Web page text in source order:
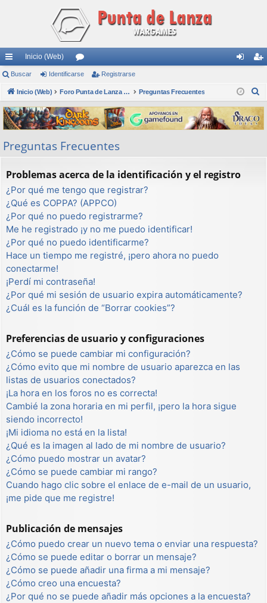
nl
ac
es
rá
pi
Inicio (Web)
or
os nti
fic
ar
ist
ra
rs
Buscar Identificarse Registrarse
Inicio (Web) Foro Punta de Lanza Wargames Preguntas Frecuentes
s
c
r
Preguntas Frecuentes
Problemas acerca de la identificación y el registro
¿Por qué me tengo que registrar?
¿Qué es COPPA? (APPCO)
¿Por qué no puedo registrarme?
Me he registrado ¡y no me puedo identificar!
¿Por qué no puedo identificarme?
Hace un tiempo me registré, ¡pero ahora no puedo
conectarme!
¡Perdí mi contraseña!
¿Por qué mi sesión de usuario expira automáticamente?
¿Cuál es la función de “Borrar cookies”?
Preferencias de usuario y configuraciones
¿Cómo se puede cambiar mi configuración?
¿Cómo evito que mi nombre de usuario aparezca en las
listas de usuarios conectados?
¡La hora en los foros no es correcta!
Cambié la zona horaria en mi perfil, ¡pero la hora sigue
siendo incorrecto!
¡Mi idioma no está en la lista!
¿Qué es la imagen al lado de mi nombre de usuario?
¿Cómo puedo mostrar un avatar?
¿Cómo se puede cambiar mi rango?
Cuando hago clic sobre el enlace de e-mail de un usuario,
¡me pide que me registre!
Publicación de mensajes
¿Cómo puedo crear un nuevo tema o enviar una respuesta?
¿Cómo se puede editar o borrar un mensaje?
¿Cómo se puede añadir una firma a mi mensaje?
¿Cómo creo una encuesta?
¿Por qué no se puede añadir más opciones a la encuesta?